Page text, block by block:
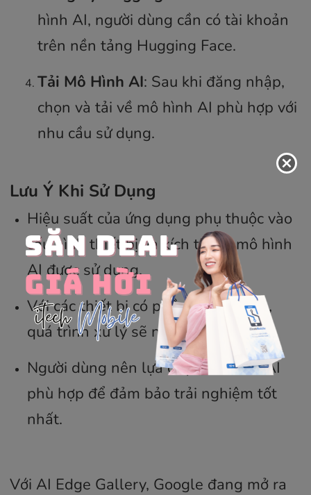
hình AI, người dùng cần có tài khoản
trên nền tảng Hugging Face.
Tải Mô Hình AI: Sau khi đăng nhập,
chọn và tải về mô hình AI phù hợp với
nhu cầu sử dụng.
Lưu Ý Khi Sử Dụng
Hiệu suất của ứng dụng phụ thuộc vào
cấu hình thiết bị và kích thước mô hình
AI được sử dụng.
Với các thiết bị có phần cứng mạnh,
quá trình xử lý sẽ nhanh hơn.
Người dùng nên lựa chọn mô hình AI
phù hợp để đảm bảo trải nghiệm tốt
nhất.
Với AI Edge Gallery, Google đang mở ra